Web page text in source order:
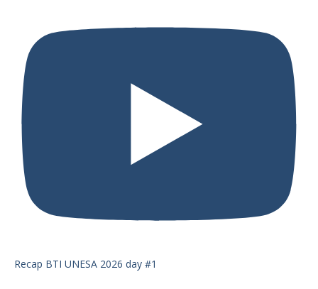
Recap BTI UNESA 2026 day #1